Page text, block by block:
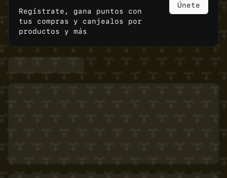
Regístrate, gana puntos con
tus compras y canjealos por
productos y más
Únete